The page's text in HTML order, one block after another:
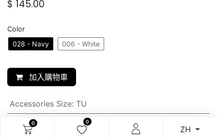
0 0
ZH
$ 145.00
Color
028 - Navy
006 - White
加入購物車
Accessories Size: TU
SKU: N/A